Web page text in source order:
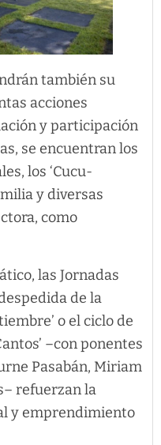
también su
acciones
y participación
se encuentran los
los ‘Cucu-
y diversas
como
las Jornadas
de la
o el ciclo de
–con ponentes
Pasabán, Miriam
refuerzan la
y emprendimiento